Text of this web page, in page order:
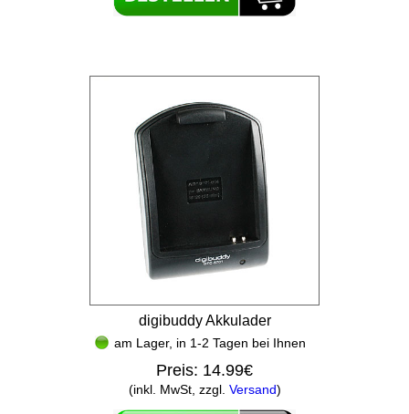
digibuddy Akkulader
am Lager, in 1-2 Tagen bei Ihnen
Preis: 14.99€
(inkl. MwSt, zzgl. Versand)